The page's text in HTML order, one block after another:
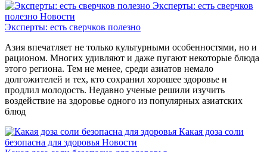
Эксперты: есть сверчков
полезно Новости
Эксперты: есть сверчков полезно
Азия впечатляет не только культурными особенностями, но и
рационом. Многих удивляют и даже пугают некоторые блюда
этого региона. Тем не менее, среди азиатов немало
долгожителей и тех, кто сохранил хорошее здоровье и
продлил молодость. Недавно ученые решили изучить
воздействие на здоровье одного из популярных азиатских
блюд
Какая доза соли
безопасна для здоровья Новости